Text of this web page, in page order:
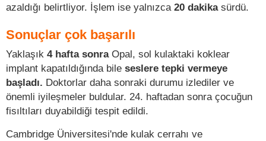
azaldığı belirtliyor. İşlem ise yalnızca 20 dakika sürdü.
Sonuçlar çok başarılı
Yaklaşık 4 hafta sonraOpal, sol kulaktaki koklear
implant kapatıldığında bile seslere tepki vermeye
başladı. Doktorlar daha sonraki durumu izlediler ve
önemli iyileşmeler buldular. 24. haftadan sonra çocuğun
fisıltıları duyabildiği tespit edildi.
Cambridge Üniversitesi'nde kulak cerrahı ve